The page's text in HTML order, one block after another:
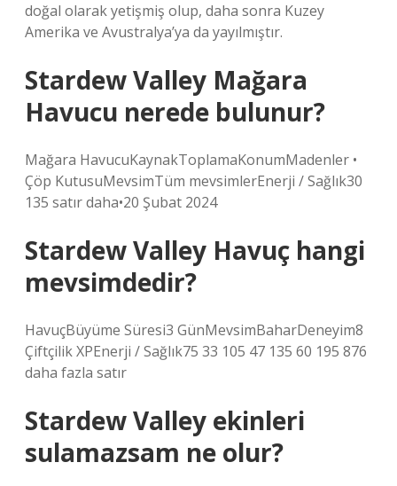
doğal olarak yetişmiş olup, daha sonra Kuzey
Amerika ve Avustralya’ya da yayılmıştır.
Stardew Valley Mağara
Havucu nerede bulunur?
Mağara HavucuKaynakToplamaKonumMadenler •
Çöp KutusuMevsimTüm mevsimlerEnerji / Sağlık30
135 satır daha•20 Şubat 2024
Stardew Valley Havuç hangi
mevsimdedir?
HavuçBüyüme Süresi3 GünMevsimBaharDeneyim8
Çiftçilik XPEnerji / Sağlık75 33 105 47 135 60 195 876 ​​​​
daha fazla satır
Stardew Valley ekinleri
sulamazsam ne olur?